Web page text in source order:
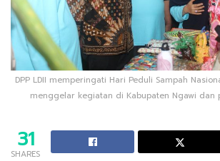
DPP LDII memperingati Hari Peduli Sampah
menggelar kegiatan di Kabupaten Ngawi dan
31
SHARES